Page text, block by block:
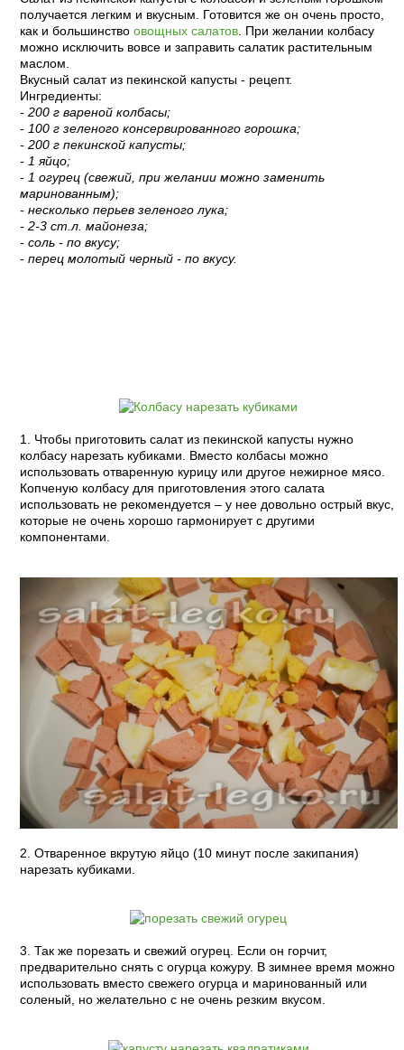
получается легким и вкусным. Готовится же он очень просто,
как и большинство овощных салатов. При желании колбасу
можно исключить вовсе и заправить салатик растительным
маслом.
Вкусный салат из пекинской капусты - рецепт.
Ингредиенты:
- 200 г вареной колбасы;
- 100 г зеленого консервированного горошка;
- 200 г пекинской капусты;
- 1 яйцо;
- 1 огурец (свежий, при желании можно заменить
маринованным);
- несколько перьев зеленого лука;
- 2-3 ст.л. майонеза;
- соль - по вкусу;
- перец молотый черный - по вкусу.
1. Чтобы приготовить салат из пекинской капусты нужно
колбасу нарезать кубиками. Вместо колбасы можно
использовать отваренную курицу или другое нежирное мясо.
Копченую колбасу для приготовления этого салата
использовать не рекомендуется – у нее довольно острый вкус,
которые не очень хорошо гармонирует с другими
компонентами.
2. Отваренное вкрутую яйцо (10 минут после закипания)
нарезать кубиками.
3. Так же порезать и свежий огурец. Если он горчит,
предварительно снять с огурца кожуру. В зимнее время можно
использовать вместо свежего огурца и маринованный или
соленый, но желательно с не очень резким вкусом.